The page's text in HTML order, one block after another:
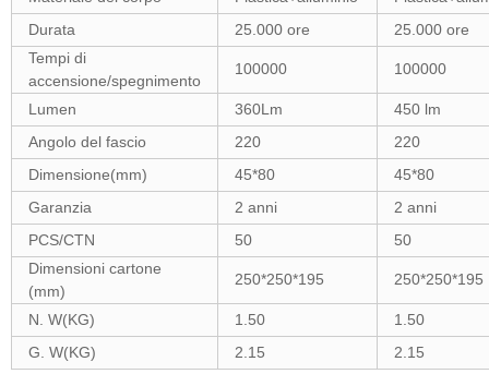
Durata
25.000 ore
25.000 ore
Tempi di
accensione/spegnimento
100000 100000
Lumen 360Lm
450 lm
Angolo del fascio
220
220
Dimensione(mm)
45*80
45*80
Garanzia
2 anni
2 anni
PCS/CTN
50
50
Dimensioni cartone
(mm)
250*250*195 250*250*195
N. W(KG) 1.50
1.50
G. W(KG)
2.15 2.15